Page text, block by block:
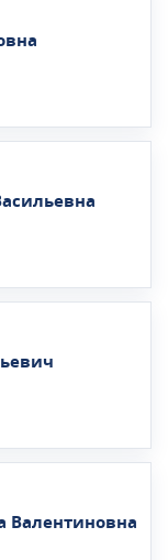
Валентиновна